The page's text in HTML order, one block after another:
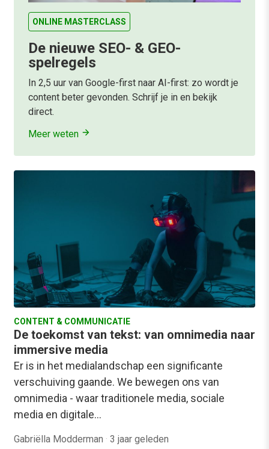
ONLINE MASTERCLASS
De nieuwe SEO- & GEO-
spelregels
In 2,5 uur van Google-first naar AI-first: zo wordt je
content beter gevonden. Schrijf je in en bekijk
direct.
Meer weten
CONTENT & COMMUNICATIE
De toekomst van tekst: van omnimedia naar
immersive media
Er is in het medialandschap een significante
verschuiving gaande. We bewegen ons van
omnimedia - waar traditionele media, sociale
media en digitale…
Gabriëlla Modderman · 3 jaar geleden